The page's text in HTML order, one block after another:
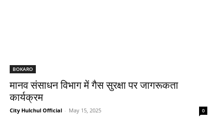
BOKARO
मानव संसाधन विभाग में गैस सुरक्षा पर जागरूकता
कार्यक्रम
City Hulchul Official - May 15, 2025 0